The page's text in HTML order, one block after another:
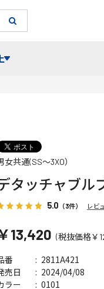
イツ
女共通(SS～3XO）
タッチャブル
5.0 （3件） レビ
13,420 (税抜価格￥
番 2811A421
売日 2024/04/08
ラー 0101